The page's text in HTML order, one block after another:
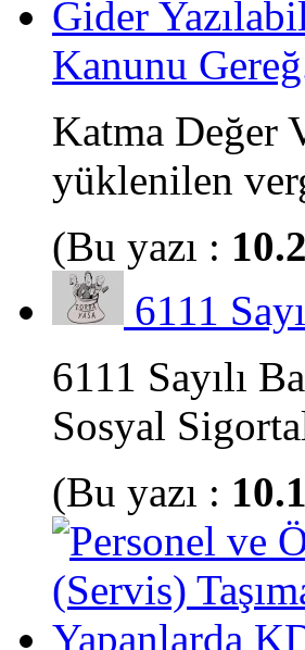
Kanunu
Katma Değer
yüklenilen
(Bu yazı :
6111
6111 Sayılı
Sosyal
(Bu yazı :